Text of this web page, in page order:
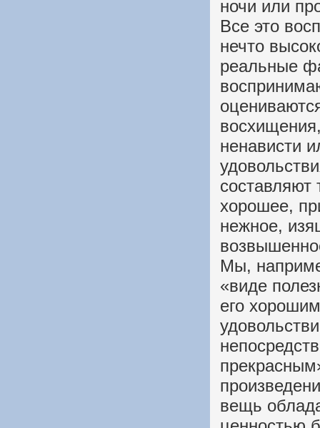
ночи или
Все это
нечто
реальные
ненависти
составляют
хорошее,
нежное,
Мы,
«виде
его
вещь